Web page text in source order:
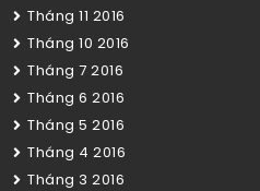
Tháng 11 2016
Tháng 10 2016
Tháng 7 2016
Tháng 6 2016
Tháng 5 2016
Tháng 4 2016
Tháng 3 2016